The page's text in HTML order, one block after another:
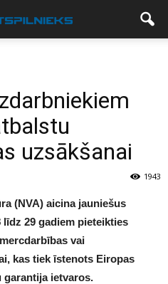
uzsākšanai
1943
(NVA) aicina jauniešus
29 gadiem pieteikties
vai
kas tiek īstenots Eiropas
garantija ietvaros.